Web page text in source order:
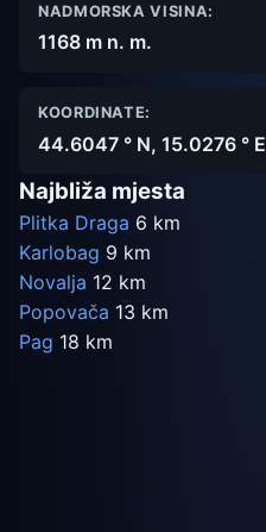
NADMORSKA VISINA:
1168 m n. m.
KOORDINATE:
44.6047 ° N, 15.0276 ° E
Najbliža mjesta
Plitka Draga 6 km
Karlobag 9 km
Novalja 12 km
Popovača 13 km
Pag 18 km